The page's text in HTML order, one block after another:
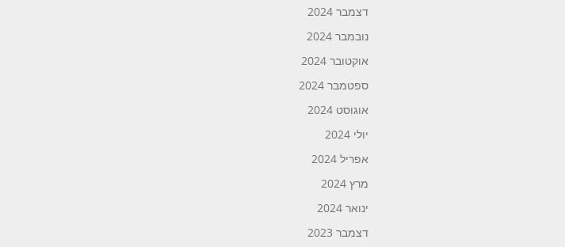
דצמבר 2024
נובמבר 2024
אוקטובר 2024
ספטמבר 2024
אוגוסט 2024
יולי 2024
אפריל 2024
מרץ 2024
ינואר 2024
דצמבר 2023